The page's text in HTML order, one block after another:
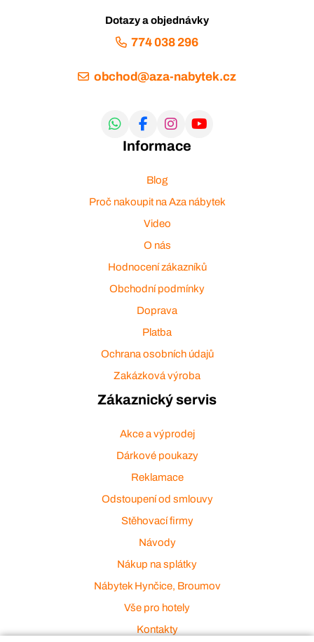
Dotazy a objednávky
774 038 296
obchod@aza-nabytek.cz
Informace
Blog
Proč nakoupit na Aza nábytek
Video
O nás
Hodnocení zákazníků
Obchodní podmínky
Doprava
Platba
Ochrana osobních údajů
Zakázková výroba
Zákaznický servis
Akce a výprodej
Dárkové poukazy
Reklamace
Odstoupení od smlouvy
Stěhovací firmy
Návody
Nákup na splátky
Nábytek Hynčice, Broumov
Vše pro hotely
Kontakty